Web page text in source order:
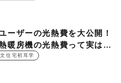
ーザーの光熱費を大公開！
暖房機の光熱費って実は
円！？
住宅初耳学